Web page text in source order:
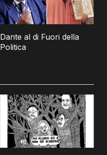
Dante al di Fuori della
Politica